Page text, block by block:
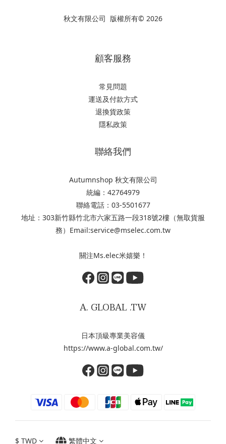
秋文有限公司 版權所有© 2026
顧客服務
常見問題
運送及付款方式
退換貨政策
隱私政策
聯絡我們
Autumnshop 秋文有限公司
統編：42764979
聯絡電話：03-5501677
地址：303新竹縣竹北市六家五路一段318號2樓（無取貨服
務）Email:service@mselec.com.tw
關注Ms.elec米嬉樂！
A. GLOBAL .TW
日本頂級專業美容儀
https://www.a-global.com.tw/
$ TWD 繁體中文